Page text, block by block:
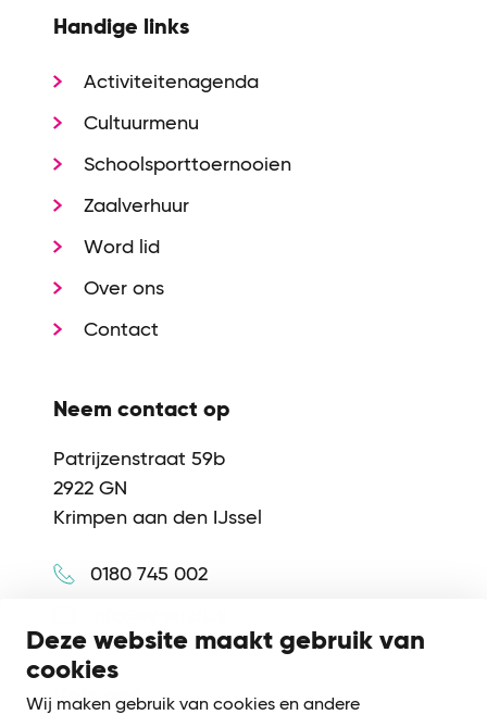
Deze website maakt gebruik van
cookies
Wij maken gebruik van cookies en andere
Handige links
Activiteitenagenda
Cultuurmenu
Schoolsporttoernooien
Zaalverhuur
Word lid
Over ons
Contact
Neem contact op
Patrijzenstraat 59b
2922 GN
Krimpen aan den IJssel
0180 745 002
Volg ons